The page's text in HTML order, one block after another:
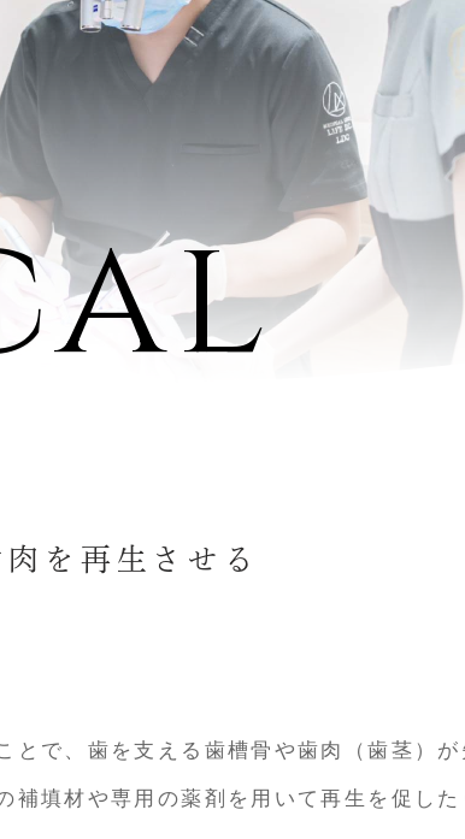
を再生させる
で、歯を支える歯槽骨や歯肉（歯茎）
填材や専用の薬剤を用いて再生を促し